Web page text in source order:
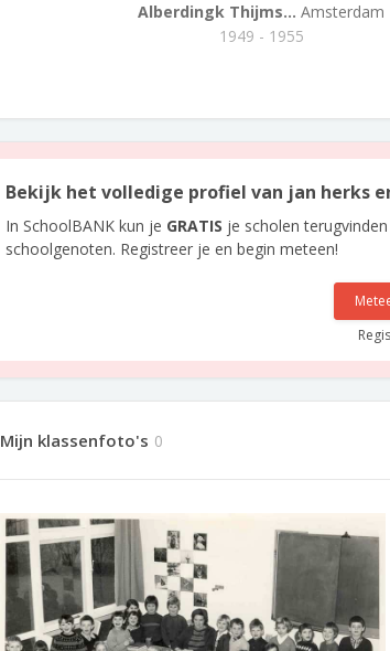
Alberdingk Thijms... Amsterdam
1949 - 1955
Bekijk het volledige profiel van jan herks
In SchoolBANK kun je GRATIS je scholen
schoolgenoten. Registreer je en begin meteen!
Mijn klassenfoto's 0